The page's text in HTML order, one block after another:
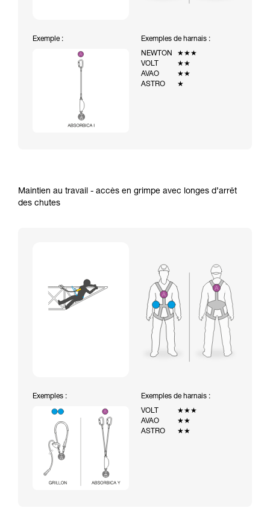
Exemple :
Exemples de harnais :
NEWTON
★★★
VOLT
★★
AVAO
★★
ASTRO
★
Maintien au travail - accès en grimpe avec longes d’arrêt
des chutes
Exemples :
Exemples de harnais :
VOLT
★★★
AVAO
★★
ASTRO
★★